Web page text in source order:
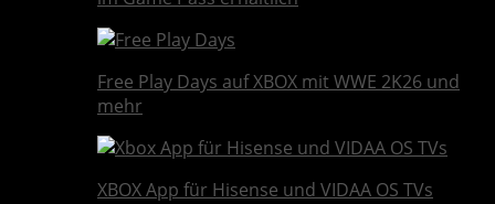
Free Play Days auf XBOX mit WWE 2K26 und
mehr
XBOX App für Hisense und VIDAA OS TVs